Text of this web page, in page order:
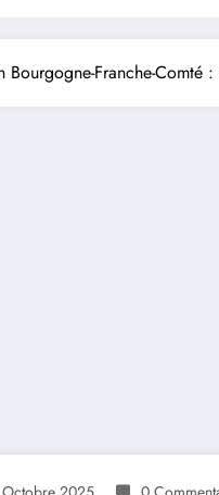
Bourgogne-Franche-Comté